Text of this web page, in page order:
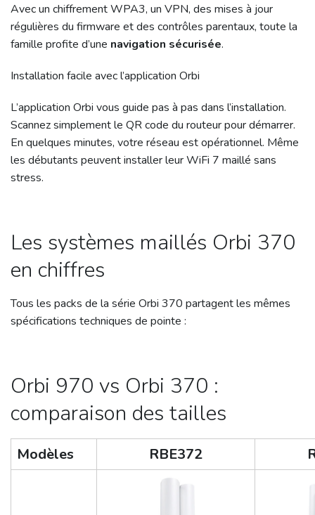
Avec un chiffrement WPA3, un VPN, des mises à jour
régulières du firmware et des contrôles parentaux, toute la
famille profite d’une navigation sécurisée.
Installation facile avec l’application Orbi
L’application Orbi vous guide pas à pas dans l’installation.
Scannez simplement le QR code du routeur pour démarrer.
En quelques minutes, votre réseau est opérationnel. Même
les débutants peuvent installer leur WiFi 7 maillé sans
stress.
Les systèmes maillés Orbi 370
en chiffres
Tous les packs de la série Orbi 370 partagent les mêmes
spécifications techniques de pointe :
Orbi 970 vs Orbi 370 :
comparaison des tailles
Modèles RBE372